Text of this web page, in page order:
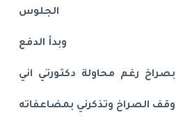
الجلوس
وبدأ الدفع
رغم محاولة دكتورتي اني
الصراخ وتذكرني بمضاعفاته